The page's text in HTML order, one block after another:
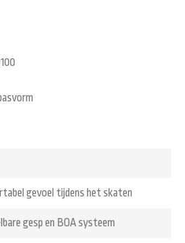
gevoel tijdens het skaten
gesp en BOA systeem